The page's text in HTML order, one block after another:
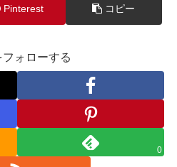
Pinterest コピー
ォローする
0